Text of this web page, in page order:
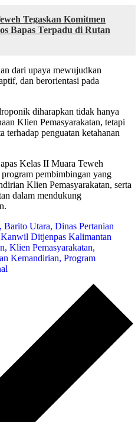
Tegaskan Komitmen
Bapas Terpadu di Rutan
dari upaya mewujudkan
dan berorientasi pada
diharapkan tidak hanya
Klien Pemasyarakatan, tetapi
terhadap penguatan ketahanan
Kelas II Muara Teweh
pembimbingan yang
Klien Pemasyarakatan, serta
dalam mendukung
, Barito Utara, Dinas Pertanian
Kanwil Ditjenpas Kalimantan
, Klien Pemasyarakatan,
Kemandirian, Program